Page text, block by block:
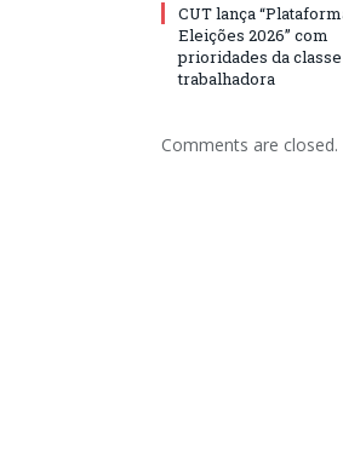
CUT lança
Eleições 2026” com
prioridades da classe
trabalhadora
Comments are closed.